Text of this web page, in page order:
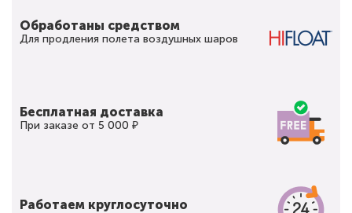
Обработаны средством
Для продления полета воздушных шаров
Бесплатная доставка
При заказе от 5 000 ₽
Работаем круглосуточно